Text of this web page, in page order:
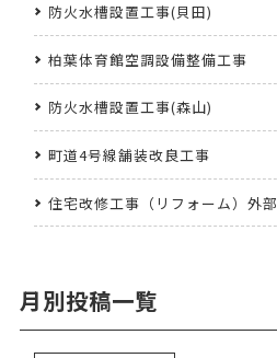
防火水槽設置工事(貝田)
柏葉体育館空調設備整備工事
防火水槽設置工事(森山)
町道4号線舗装改良工事
住宅改修工事（リフォーム）外部
月別投稿一覧